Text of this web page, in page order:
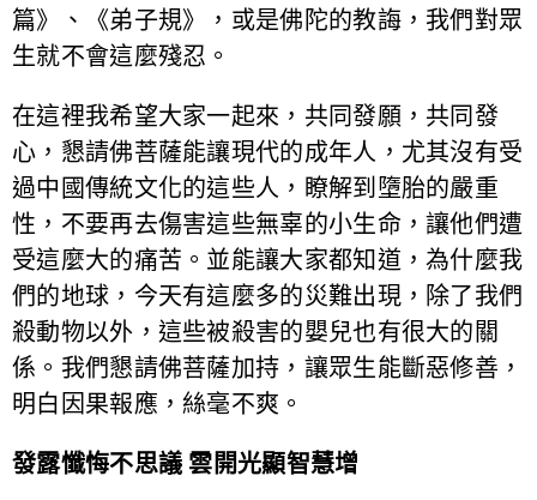
篇》、《弟子規》，或是佛陀的教誨，我們對眾
生就不會這麼殘忍。
在這裡我希望大家一起來，共同發願，共同發
心，懇請佛菩薩能讓現代的成年人，尤其沒有受
過中國傳統文化的這些人，瞭解到墮胎的嚴重
性，不要再去傷害這些無辜的小生命，讓他們遭
受這麼大的痛苦。並能讓大家都知道，為什麼我
們的地球，今天有這麼多的災難出現，除了我們
殺動物以外，這些被殺害的嬰兒也有很大的關
係。我們懇請佛菩薩加持，讓眾生能斷惡修善，
明白因果報應，絲毫不爽。
發露懺悔不思議 雲開光顯智慧增